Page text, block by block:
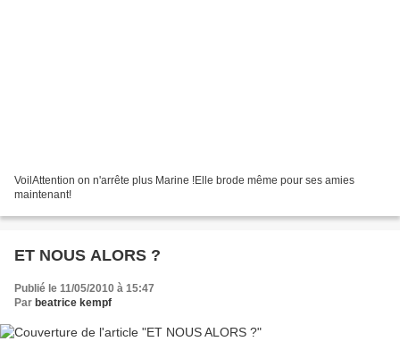
VoilAttention on n'arrête plus Marine !Elle brode même pour ses amies
maintenant!
ET NOUS ALORS ?
Publié le 11/05/2010 à 15:47
Par beatrice kempf